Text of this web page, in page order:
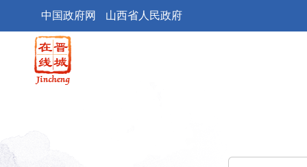
中国政府网 山西省人民政府